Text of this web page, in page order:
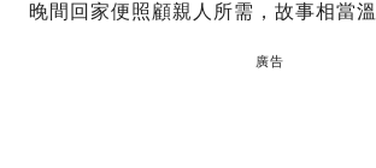
晚間回家便照顧親人所需，故事相當溫
廣告